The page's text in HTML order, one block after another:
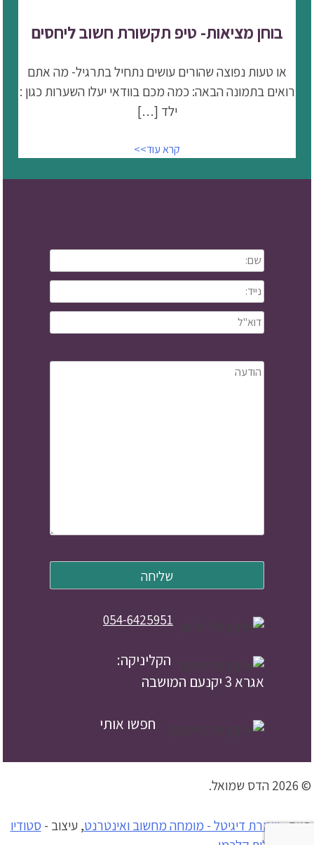
בוחן מציאות- טיפ תקשורת חשוב ליחסים
או טעות נפוצה שהורים עושים נתחיל בתרגיל- מה אתם
רואים בתמונה הבאה: כמה מכם בוודאי יעלו השערות כגון :
ילד […]
קרא עוד>>
054-6425951
הקליניקה:
אגרא 3 יקנעם המושבה
חפשו אותי
© 2026 הדס שמואל.
בניה -שמרת דיגיטל - מומחה מחשוב ואינטרנט, עיצוב - סטודיו